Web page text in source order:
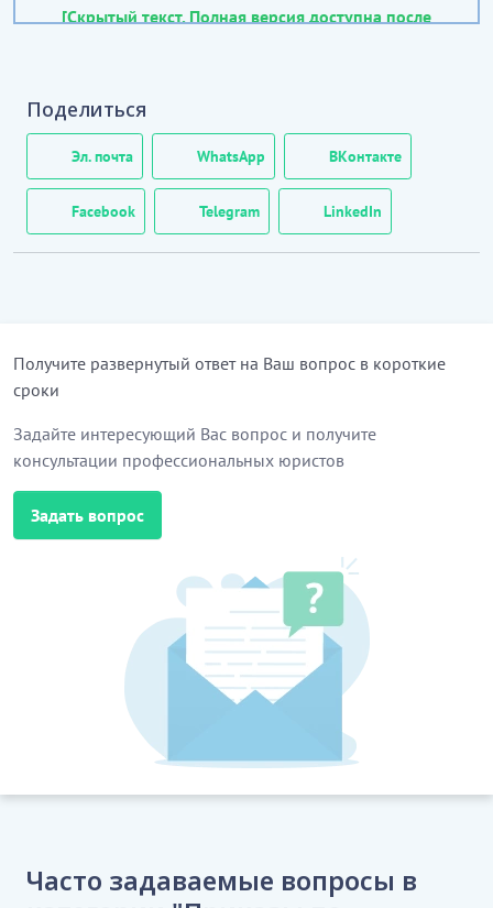
[Скрытый текст. Полная версия доступна после
Поделиться
Эл. почта WhatsApp ВКонтакте
Facebook Telegram LinkedIn
Получите развернутый ответ на Ваш вопрос в короткие
сроки
Задайте интересующий Вас вопрос и получите
консультации профессиональных юристов
Задать вопрос
Часто задаваемые вопросы в